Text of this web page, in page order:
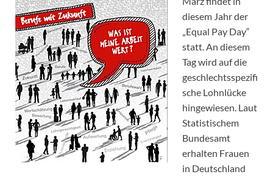
diesem Jahr der
„Equal Pay Day“
statt. An diesem
Tag wird auf die
geschlechtsspezifi
sche Lohnlücke
hingewiesen. Laut
Statistischem
Bundesamt
erhalten Frauen
in Deutschland